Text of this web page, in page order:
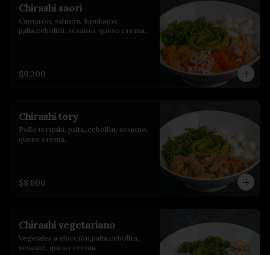
Chirashi saori
Camarón, salmón, kanikama,
palta,cebollín, sésamo, queso crema.
$9.200
Chirashi tory
Pollo teriyaki, palta,,cebollín, sésamo,
queso crema.
$8.600
Chirashi vegetariano
Vegetales a elección,palta,cebollin,
sesamo, queso crema.